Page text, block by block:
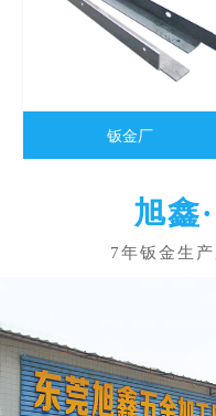
钣金厂